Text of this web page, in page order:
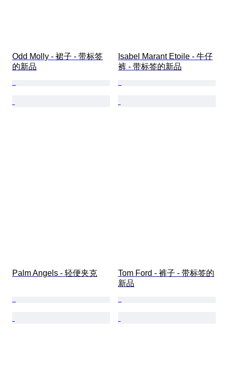
Odd Molly - 裙子 - 带标签
的新品
Isabel Marant Etoile - 牛仔
裤 - 带标签的新品
Palm Angels - 轻便夹克
Tom Ford - 裤子 - 带标签的
新品